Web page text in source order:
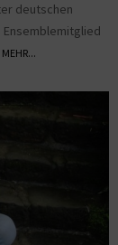
deutschen
MEHR...